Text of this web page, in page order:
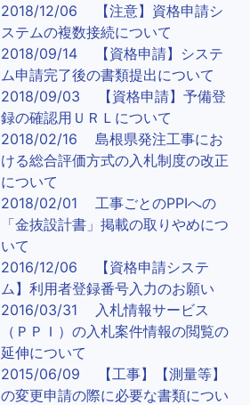
2018/12/06 【注意】資格申請シ
ステムの複数接続について
2018/09/14 【資格申請】システ
ム申請完了後の書類提出について
2018/09/03 【資格申請】予備登
録の確認用ＵＲＬについて
2018/02/16 島根県発注工事にお
ける総合評価方式の入札制度の改正
について
2018/02/01 工事ごとのPPIへの
「金抜設計書」掲載の取りやめにつ
いて
2016/12/06 【資格申請システ
ム】利用者登録番号入力のお願い
2016/03/31 入札情報サービス
（ＰＰＩ）の入札案件情報の閲覧の
延伸について
2015/06/09 【工事】【測量等】
の変更申請の際に必要な書類につい